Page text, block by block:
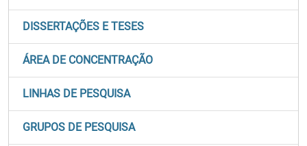
DISSERTAÇÕES E TESES
ÁREA DE CONCENTRAÇÃO
LINHAS DE PESQUISA
GRUPOS DE PESQUISA